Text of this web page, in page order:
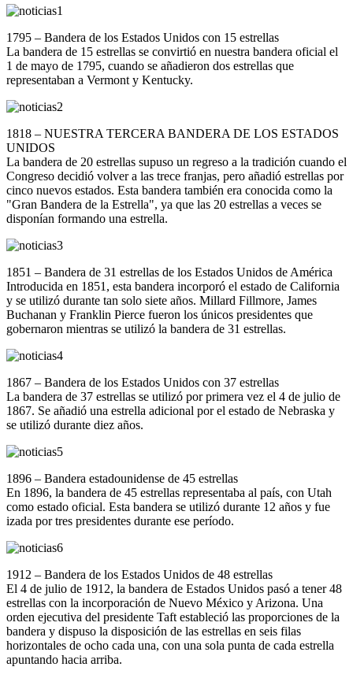
1795 – Bandera de los Estados Unidos con 15 estrellas
La bandera de 15 estrellas se convirtió en nuestra bandera oficial el
1 de mayo de 1795, cuando se añadieron dos estrellas que
representaban a Vermont y Kentucky.
1818 – NUESTRA TERCERA BANDERA DE LOS ESTADOS
UNIDOS
La bandera de 20 estrellas supuso un regreso a la tradición cuando el
Congreso decidió volver a las trece franjas, pero añadió estrellas por
cinco nuevos estados. Esta bandera también era conocida como la
"Gran Bandera de la Estrella", ya que las 20 estrellas a veces se
disponían formando una estrella.
1851 – Bandera de 31 estrellas de los Estados Unidos de América
Introducida en 1851, esta bandera incorporó el estado de California
y se utilizó durante tan solo siete años. Millard Fillmore, James
Buchanan y Franklin Pierce fueron los únicos presidentes que
gobernaron mientras se utilizó la bandera de 31 estrellas.
1867 – Bandera de los Estados Unidos con 37 estrellas
La bandera de 37 estrellas se utilizó por primera vez el 4 de julio de
1867. Se añadió una estrella adicional por el estado de Nebraska y
se utilizó durante diez años.
1896 – Bandera estadounidense de 45 estrellas
En 1896, la bandera de 45 estrellas representaba al país, con Utah
como estado oficial. Esta bandera se utilizó durante 12 años y fue
izada por tres presidentes durante ese período.
1912 – Bandera de los Estados Unidos de 48 estrellas
El 4 de julio de 1912, la bandera de Estados Unidos pasó a tener 48
estrellas con la incorporación de Nuevo México y Arizona. Una
orden ejecutiva del presidente Taft estableció las proporciones de la
bandera y dispuso la disposición de las estrellas en seis filas
horizontales de ocho cada una, con una sola punta de cada estrella
apuntando hacia arriba.